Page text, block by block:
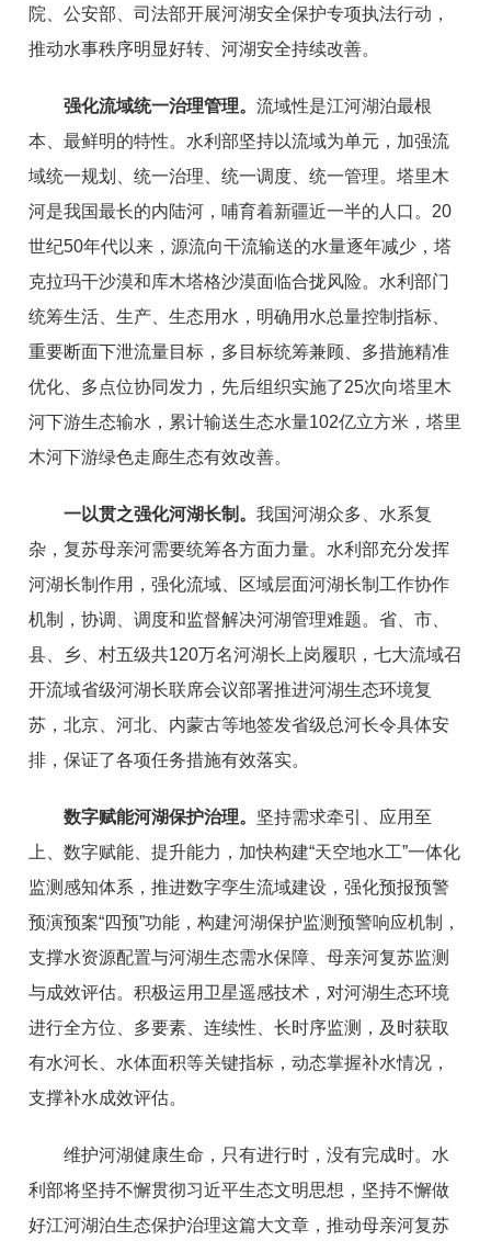
院、公安部、司法部开展河湖安全保护专项执法行动，
推动水事秩序明显好转、河湖安全持续改善。
强化流域统一治理管理。流域性是江河湖泊最根
本、最鲜明的特性。水利部坚持以流域为单元，加强流
域统一规划、统一治理、统一调度、统一管理。塔里木
河是我国最长的内陆河，哺育着新疆近一半的人口。20
世纪50年代以来，源流向干流输送的水量逐年减少，塔
克拉玛干沙漠和库木塔格沙漠面临合拢风险。水利部门
统筹生活、生产、生态用水，明确用水总量控制指标、
重要断面下泄流量目标，多目标统筹兼顾、多措施精准
优化、多点位协同发力，先后组织实施了25次向塔里木
河下游生态输水，累计输送生态水量102亿立方米，塔里
木河下游绿色走廊生态有效改善。
一以贯之强化河湖长制。我国河湖众多、水系复
杂，复苏母亲河需要统筹各方面力量。水利部充分发挥
河湖长制作用，强化流域、区域层面河湖长制工作协作
机制，协调、调度和监督解决河湖管理难题。省、市、
县、乡、村五级共120万名河湖长上岗履职，七大流域召
开流域省级河湖长联席会议部署推进河湖生态环境复
苏，北京、河北、内蒙古等地签发省级总河长令具体安
排，保证了各项任务措施有效落实。
数字赋能河湖保护治理。 坚持需求牵引、应用至
上、数字赋能、提升能力，加快构建“天空地水工”一体化
监测感知体系，推进数字孪生流域建设，强化预报预警
预演预案“四预”功能，构建河湖保护监测预警响应机制，
支撑水资源配置与河湖生态需水保障、母亲河复苏监测
与成效评估。积极运用卫星遥感技术，对河湖生态环境
进行全方位、多要素、连续性、长时序监测，及时获取
有水河长、水体面积等关键指标，动态掌握补水情况，
支撑补水成效评估。
维护河湖健康生命，只有进行时，没有完成时。水
利部将坚持不懈贯彻习近平生态文明思想，坚持不懈做
好江河湖泊生态保护治理这篇大文章，推动母亲河复苏